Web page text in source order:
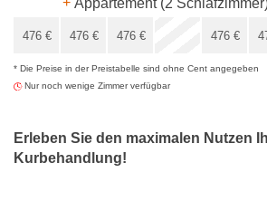
476 € 476 € 476 € 476 €
408€
* Die Preise in der Preistabelle sind ohne Cent angegeben
Nur noch wenige Zimmer verfügbar
Erleben Sie den maximalen Nutzen
Kurbehandlung!